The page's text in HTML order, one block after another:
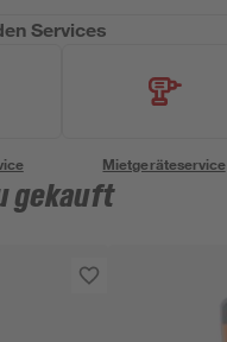
Services
Mietgeräteservice
gekauft